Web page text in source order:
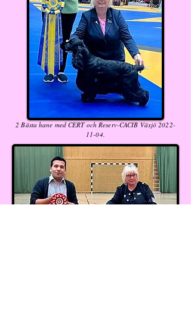
2 Bästa hane med CERT och Reserv-CACIB Växjö2022-
11-04.